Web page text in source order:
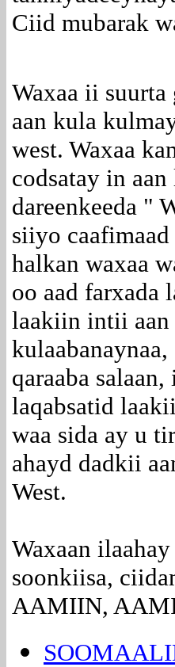
Ciid mubarak
Waxaa ii
aan kula
west. Waxaa
codsatay in
dareenkeeda "
siiyo
halkan waxaa
oo aad farxada
laakiin intii aan
kulaabanaynaa,
qaraaba
laqabsatid
waa sida ay u
ahayd dadkii
West.
Waxaan
soonkiisa,
AAMIIN,